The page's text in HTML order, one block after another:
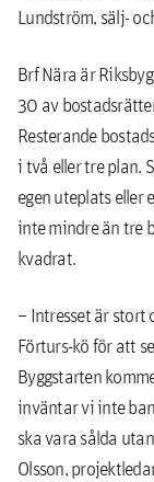
Lundström, sälj-
Brf Nära är
30 av
Resterande
i två eller tre plan.
egen uteplats eller
inte mindre än tre
kvadrat.
– Intresset är stort
Förturs-kö för att
Byggstarten
inväntar vi inte
ska vara sålda
Olsson,